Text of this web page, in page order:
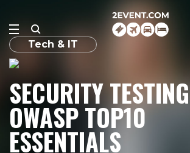
Tech & IT
SECURITY TESTING
OWASP TOP10
ESSENTIALS